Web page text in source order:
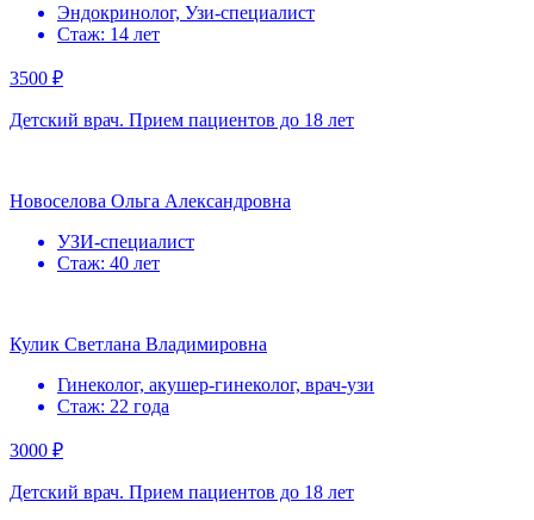
Эндокринолог, Узи-специалист
Стаж: 14 лет
3500 ₽
Детский врач. Прием пациентов до 18 лет
Новоселова Ольга Александровна
УЗИ-специалист
Стаж: 40 лет
Кулик Светлана Владимировна
Гинеколог, акушер-гинеколог, врач-узи
Стаж: 22 года
3000 ₽
Детский врач. Прием пациентов до 18 лет